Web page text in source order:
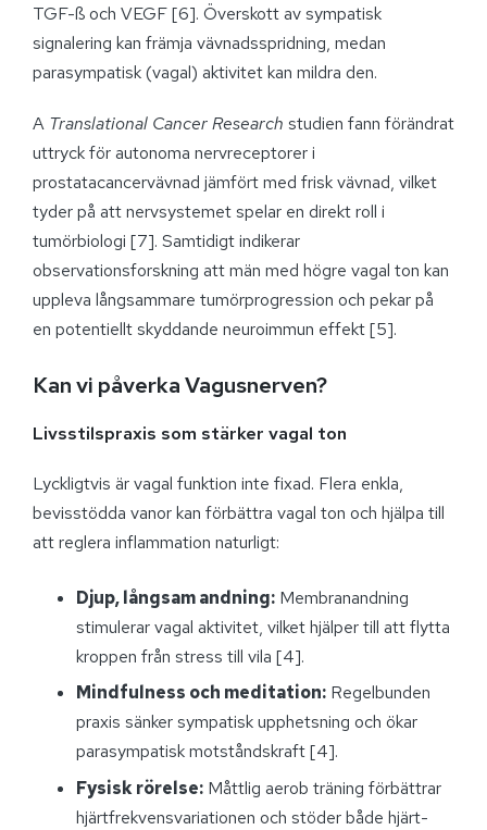
TGF-ß och VEGF [6]. Överskott av sympatisk
signalering kan främja vävnadsspridning, medan
parasympatisk (vagal) aktivitet kan mildra den.
A Translational Cancer Research studien fann förändrat
uttryck för autonoma nervreceptorer i
prostatacancervävnad jämfört med frisk vävnad, vilket
tyder på att nervsystemet spelar en direkt roll i
tumörbiologi [7]. Samtidigt indikerar
observationsforskning att män med högre vagal ton kan
uppleva långsammare tumörprogression och pekar på
en potentiellt skyddande neuroimmun effekt [5].
Kan vi påverka Vagusnerven?
Livsstilspraxis som stärker vagal ton
Lyckligtvis är vagal funktion inte fixad. Flera enkla,
bevisstödda vanor kan förbättra vagal ton och hjälpa till
att reglera inflammation naturligt:
Djup, långsam andning: Membranandning
stimulerar vagal aktivitet, vilket hjälper till att flytta
kroppen från stress till vila [4].
Mindfulness och meditation: Regelbunden
praxis sänker sympatisk upphetsning och ökar
parasympatisk motståndskraft [4].
Fysisk rörelse: Måttlig aerob träning förbättrar
hjärtfrekvensvariationen och stöder både hjärt-